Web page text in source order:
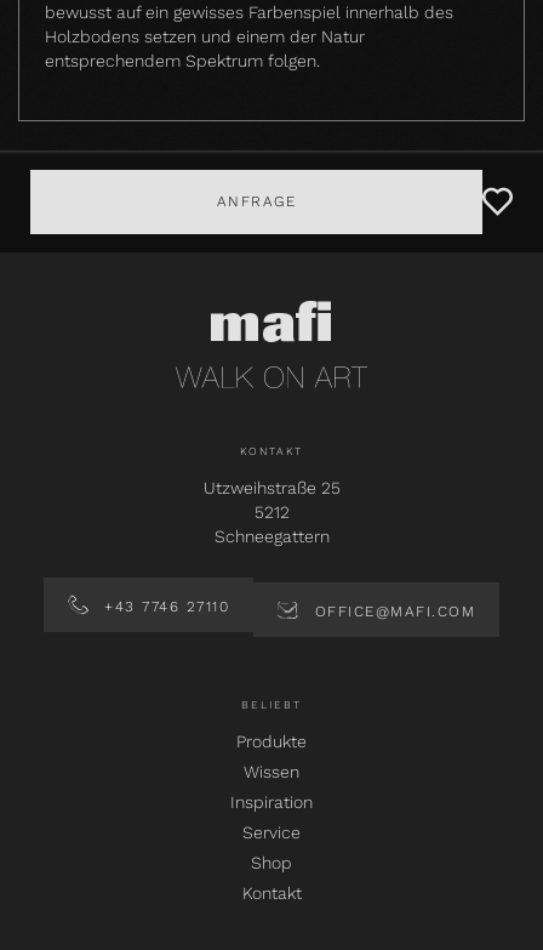
bewusst auf ein gewisses Farbenspiel innerhalb des
Holzbodens setzen und einem der Natur
entsprechendem Spektrum folgen.
ANFRAGE
KONTAKT
Utzweihstraße 25
5212
Schneegattern
+43 7746 27110 OFFICE@MAFI.COM
BELIEBT
Produkte
Wissen
Inspiration
Service
Shop
Kontakt